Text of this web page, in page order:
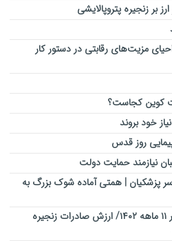
مزیت‌های رقابتی در دستور کار
کوین کجاست؟
خود بروند
روز قدس
پزشکیان | همتی آماده شوک بزرگ به
فراز و فرودهای صادرات فولاد در ۱۱ ماهه ۱۴۰۲/ ارزش صادرات زنجیره